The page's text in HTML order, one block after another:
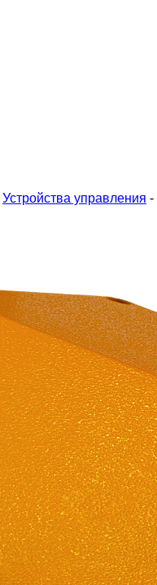
Устройства управления -